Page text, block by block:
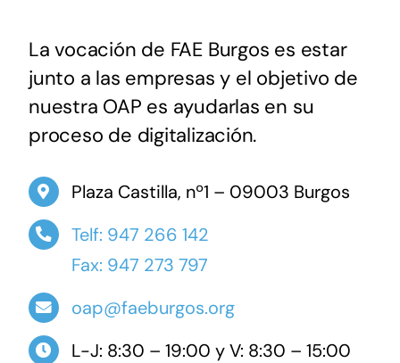
La vocación de FAE Burgos es estar
junto a las empresas y el objetivo de
nuestra OAP es ayudarlas en su
proceso de digitalización.
Plaza Castilla, nº1 – 09003 Burgos
Telf: 947 266 142
Fax: 947 273 797
oap@faeburgos.org
L-J: 8:30 – 19:00 y V: 8:30 – 15:00